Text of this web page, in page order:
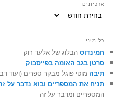
ארכיונים
ארכיונים
כל מיני
חמינדוס הבלוג של אלעד רוֶק
סרטן בגב האומה בפייסבוק
תיבה מוטי פוגל מבקר ספרים (ועוד
תניח את המספריים ובוא נדבר על
המספריים ומדבר על זה